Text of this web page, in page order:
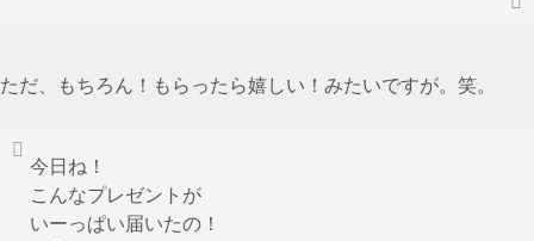
ただ、もちろん！もらったら嬉しい！みたいですが。笑。
今日ね！
こんなプレゼントが
いーっぱい届いたの！